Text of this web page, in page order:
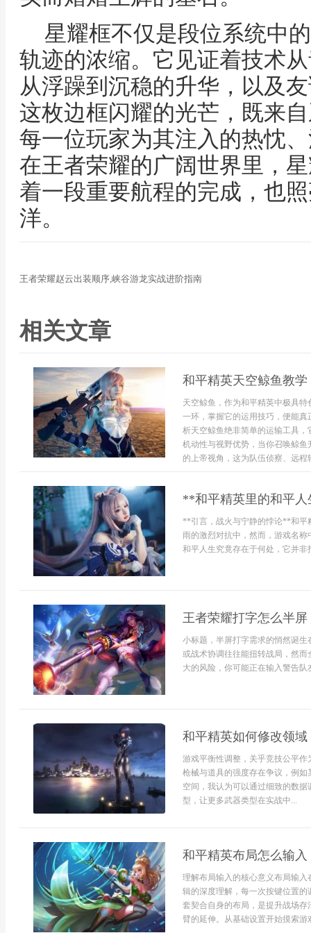
星耀框不仅是段位系统中
轨迹的浓缩。它见证着技术
从浮躁到沉稳的升华，以及
这枚边框闪耀的光芒，既来
每一位玩家为其注入的热忱
在王者荣耀的广阔世界里，
着一段重要航程的完成，也
洋。
王者荣耀赵云出装顺序,峡谷游龙实战进阶指南
相关文章
和平精英天空鲸鱼教
天空鲸鱼，作为和平精英中极具
一环，掌握它的运用技巧，便能
析天空鲸鱼绝非简单的运输工具
机动性与视野优势，当你召唤鲸
的上帝视角，这为队伍侦察、远程
**和平精英里的和平
**引言，战火与宁静的悖论**和平
雨的激烈对抗中，然而，游戏名
和平人生究竟存在于何处，它并
王者荣耀打字怎么半
小标题，半屏打字需求的悄然诞
或战术协调往往能扭转战局，然
大的风险，你可能正在输入警告
和平精英如何修改领
游戏平衡性调整，关乎竞技公平
枪械与道具的强度存在争议，例
空间，我认为可以通过细致的数
型，让更多武器类型在实战中...
和平精英布局怎么输
理解布局输入的核心意义布局输
辑的深度理解，每一次按键位置
套契合自身的布局，是提升战场
臂的延伸。从基础设置开始摸索